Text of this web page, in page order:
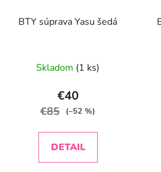
BTY súprava Yasu šedá
Skladom (1 ks)
€40
€85 (–52 %)
DETAIL